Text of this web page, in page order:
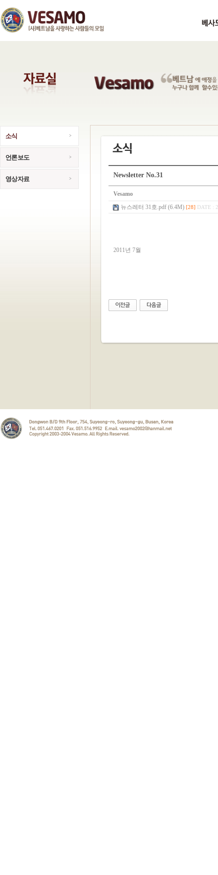
소식
언론보도
영상자료
Newsletter No.31
Vesamo
뉴스레터 31호.pdf (6.4M) [28] DATE :
2011년 7월